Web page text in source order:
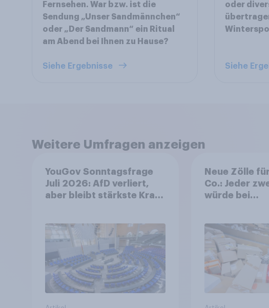
Fernsehen. War bzw. ist die
Sendung „Unser Sandmännchen“
oder „Der Sandmann“ ein Ritual
am Abend bei Ihnen zu Hause?
Siehe Ergebnisse
oder
Siehe
Weitere Umfragen anzeigen
YouGov Sonntagsfrage
Juli 2026: AfD verliert,
aber bleibt stärkste Kraft
Bevölkerung
Neue Zölle
Co.: Jeder
würde bei